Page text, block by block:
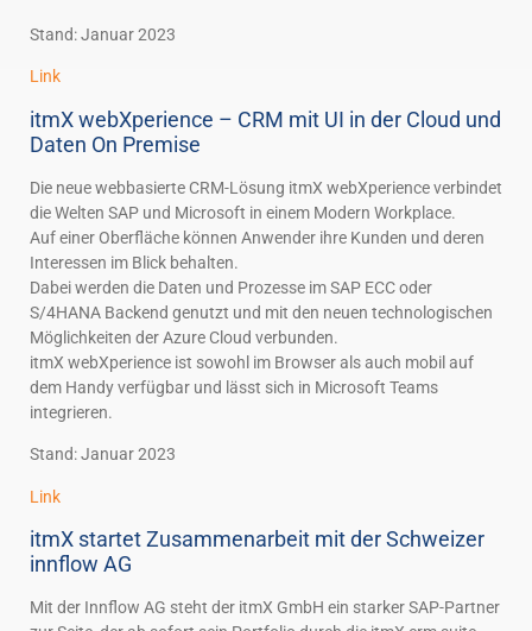
Stand: Januar 2023
Link
itmX webXperience – CRM mit UI in der Cloud und
Daten On Premise
Die neue webbasierte CRM-Lösung itmX webXperience verbindet
die Welten SAP und Microsoft in einem Modern Workplace.
Auf einer Oberfläche können Anwender ihre Kunden und deren
Interessen im Blick behalten.
Dabei werden die Daten und Prozesse im SAP ECC oder
S/4HANA Backend genutzt und mit den neuen technologischen
Möglichkeiten der Azure Cloud verbunden.
itmX webXperience ist sowohl im Browser als auch mobil auf
dem Handy verfügbar und lässt sich in Microsoft Teams
integrieren.
Stand: Januar 2023
Link
itmX startet Zusammenarbeit mit der Schweizer
innflow AG
Mit der Innflow AG steht der itmX GmbH ein starker SAP-Partner